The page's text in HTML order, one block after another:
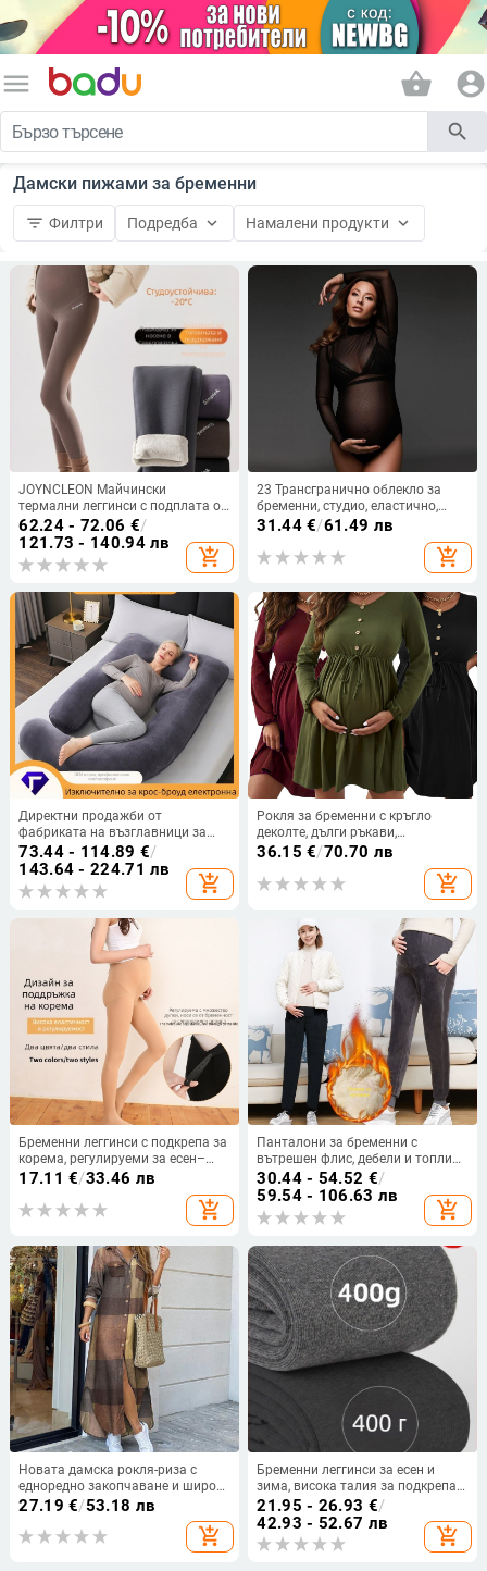
menu shopping_basket account_circle
search
Дамски пижами за бременни
filter_list Филтри Подредба keyboard_arrow_down Намалени продукти keyboard_arrow_down
JOYNCLEON Майчински
термални леггинси с подплата от
флийс, дълги, вълнено-смесени,
висока талия, тясна кройка,
есенно-зимни
62.24 - 72.06 €/
121.73 - 140.94 лв
add_shopping_cart
23 Трансгранично облекло за
бременни, студио, еластично,
меко, мрежесто, стегнато,
еластично, гащеризон, костюм за
снимки за бременни
31.44€/61.49 лв
add_shopping_cart
Директни продажби от
фабриката на възглавници за
бременни, трансгранични U-
образни възглавници за спане,
Amazon Aliexpress
73.44 - 114.89 €/
143.64 - 224.71 лв
add_shopping_cart
Рокля за бременни с кръгло
деколте, дълги ръкави,
плисирана, висока талия и миди
36.15 €/70.70 лв
add_shopping_cart
Бременни леггинси с подкрепа за
корема, регулируеми за есен–
зима, ефект на голи крака,
подплатени с флийс и удебелени,
подходящи за носене като
17.11 €/33.46 лв
add_shopping_cart
Панталони за бременни с
вътрешен флис, дебели и топли
за зимата, подпомагащи корема,
плат велур, полиестер 95%+
30.44 - 54.52 €/
59.54 - 106.63 лв
add_shopping_cart
Новата дамска рокля-риза с
едноредно закопчаване и широк
ревер в европейски и
американски стил , пролетна и
есенна мода
27.19 €/53.18 лв
add_shopping_cart
Бременни леггинси за есен и
зима, висока талия за подкрепа
на корема, plътна топла материя
и нехлъзгаща се основа
21.95 - 26.93 €/
42.93 - 52.67 лв
add_shopping_cart